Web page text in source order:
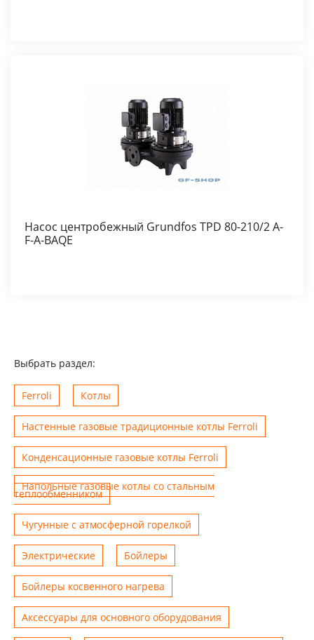
Насос центробежный Grundfos TPD 80-210/2 A-
F-A-BAQE
Выбрать раздел:
Ferroli Котлы
Настенные газовые традиционные котлы Ferroli
Конденсационные газовые котлы Ferroli
Напольные газовые котлы со стальным
теплообменником
Чугунные с атмосферной горелкой
Электрические Бойлеры
Бойлеры косвенного нагрева
Аксессуары для основного оборудования